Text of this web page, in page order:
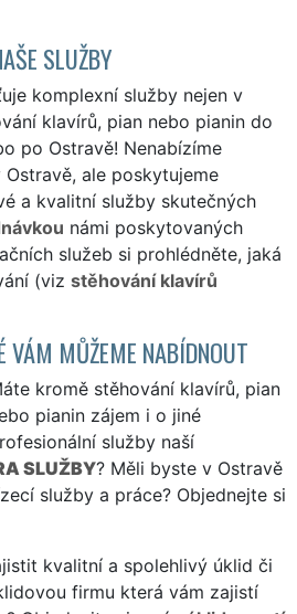
SLUŽBY
komplexní služby nejen v
klavírů, pian nebo pianin do
po Ostravě! Nenabízíme
ale poskytujeme
a kvalitní služby skutečných
námi poskytovaných
služeb si prohlédněte, jaká
(viz stěhování klavírů
VÁM MŮŽEME NABÍDNOUT
kromě stěhování klavírů, pian
pianin zájem i o jiné
služby naší
SLUŽBY? Měli byste v Ostravě
služby a práce? Objednejte si
kvalitní a spolehlivý úklid či
firmu která vám zajistí